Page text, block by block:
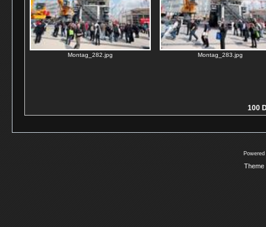
Montag_282.jpg Montag_283.jpg
100
Theme